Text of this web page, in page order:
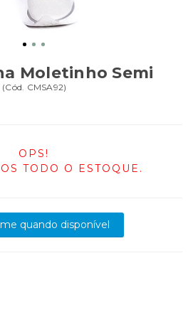
Moletinho Semi
(Cód. CMSA92)
OPS!
TODO O ESTOQUE.
quando disponível